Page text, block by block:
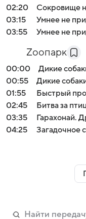
02:20
Сокровище
03:15
Умнее не
03:55
Умнее не
Zooпарк
00:00
Дикие
00:55
Дикие
01:55
Быстрый
02:45
Битва за
03:35
Гарахонай.
04:25
Загадочное